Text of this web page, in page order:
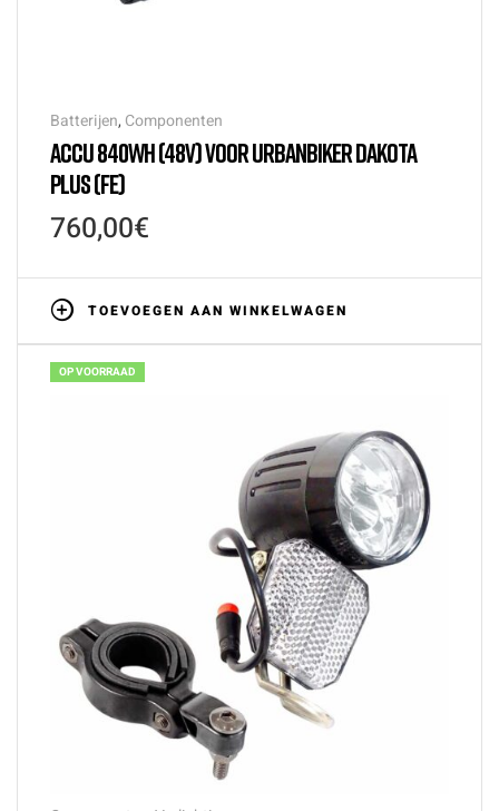
Batterijen, Componenten
ACCU 840WH (48V) VOOR URBANBIKER DAKOTA
PLUS (FE)
760,00€
TOEVOEGEN AAN WINKELWAGEN
OP VOORRAAD